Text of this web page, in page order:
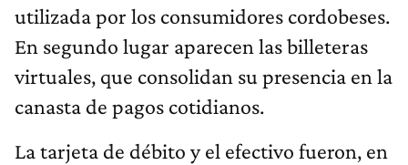
utilizada por los consumidores cordobeses.
En segundo lugar aparecen las billeteras
virtuales, que consolidan su presencia en la
canasta de pagos cotidianos.
La tarjeta de débito y el efectivo fueron, en